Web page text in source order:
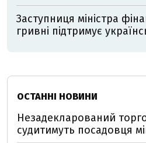
Заступниця міністра
гривні підтримує
ОСТАННІ НОВИНИ
Незадекларований
судитимуть посадовця